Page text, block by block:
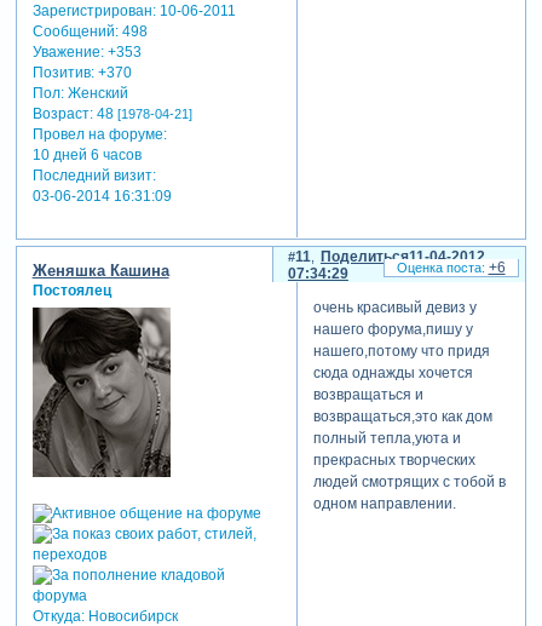
Зарегистрирован: 10-06-2011
Сообщений:498
Уважение: +353
Позитив: +370
Пол:Женский
Возраст:48 [1978-04-21]
Провел на форуме:
10 дней 6 часов
Последний визит:
03-06-2014 16:31:09
Поделиться
11
11-04-2012
07:34:29
Женяшка Кашина
Постоялец
Откуда:Новосибирск
очень красивый девиз у
нашего форума,пишу у
нашего,потому что придя
сюда однажды хочется
возвращаться и
возвращаться,это как дом
полный тепла,уюта и
прекрасных творческих
людей смотрящих с тобой в
одном направлении.
+6